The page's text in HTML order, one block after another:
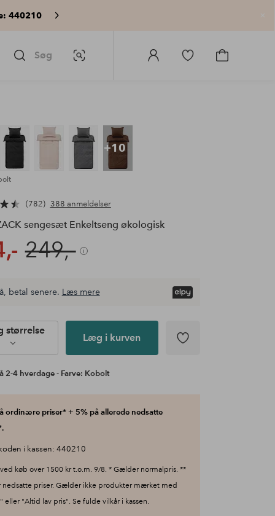
440210
Søg Billedsøgning
Log
Gå
Gå
+10
782 388 anmeldelser
sengesæt Enkeltseng økologisk
249,-
betal senere. Læs mere
størrelse
Læg i kurven
2-4 hverdage - Farve: Kobolt
ordinære priser* + 5% på allerede nedsatte
i kassen: 440210
køb over 1500 kr t.o.m. 9/8. * Gælder normalpris. **
priser. Gælder ikke produkter mærket med
eller "Altid lav pris". Se fulde vilkår i kassen.